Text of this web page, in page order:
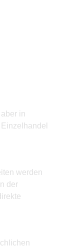
in
werden
der